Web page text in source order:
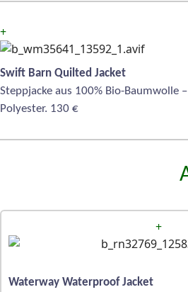
+
Swift Barn Quilted Jacket
Steppjacke aus 100% Bio-
Polyester. 130 €
+
Waterway Waterproof Jacket